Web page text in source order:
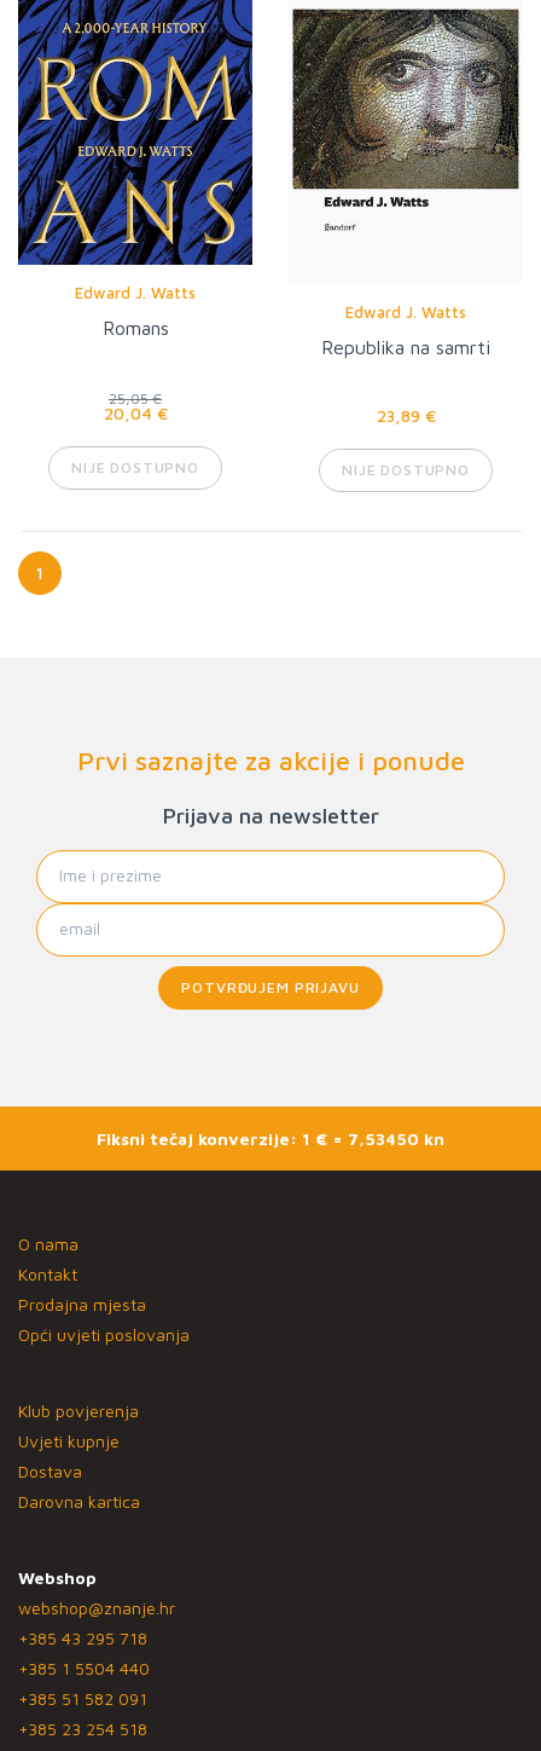
Edward J. Watts
Romans
25,05 €
20,04 €
NIJE DOSTUPNO
Edward J. Watts
Republika na samrti
23,89 €
NIJE DOSTUPNO
1
Prvi saznajte za akcije i ponude
Prijava na newsletter
POTVRĐUJEM PRIJAVU
Fiksni tečaj konverzije: 1 € = 7,53450 kn
O nama
Kontakt
Prodajna mjesta
Opći uvjeti poslovanja
Klub povjerenja
Uvjeti kupnje
Dostava
Darovna kartica
Webshop
webshop@znanje.hr
+385 43 295 718
+385 1 5504 440
+385 51 582 091
+385 23 254 518